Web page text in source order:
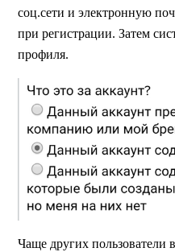
соц.сети и электронную
при регистрации. Затем
профиля.
Чаще других пользователи